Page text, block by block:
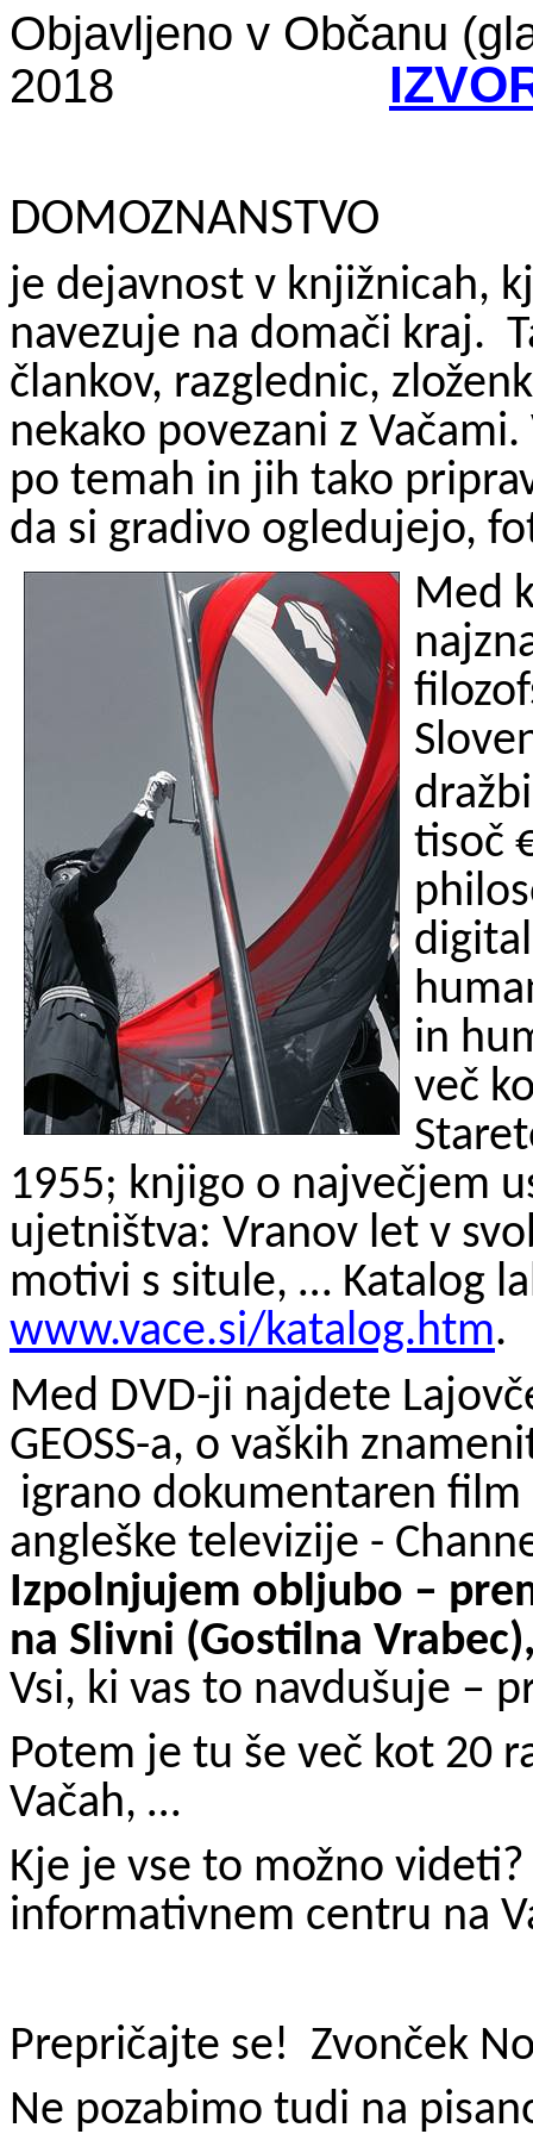
Objavljeno v Občanu
2018
DOMOZNANSTVO
je dejavnost v knjižnicah,
navezuje na domači kraj.
člankov, razglednic,
nekako povezani z
po temah in jih tako
da si gradivo ogledujejo,
Med
tisoč
in
več
1955; knjigo o največjem
ujetništva: Vranov let v
motivi s situle, … Katalog
www.vace.si/katalog.htm.
Med DVD-ji najdete
GEOSS-a, o vaških
igrano dokumentaren
angleške televizije -
Izpolnjujem obljubo –
na Slivni (Gostilna
Vsi, ki vas to navdušuje –
Potem je tu še več kot 20
Vačah, …
Kje je vse to možno videti?
informativnem centru na
Prepričajte se! Zvonček
Ne pozabimo tudi na